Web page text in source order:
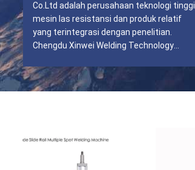
Co.Ltd adalah perusahaan teknologi tinggi
mesin las resistansi dan produk relatif
yang terintegrasi dengan penelitian.
Chengdu Xinwei Welding Technology
mesin las resistansi dan produk relatif
yang terintegrasi dengan penelitian.
yang terintegrasi dengan penelitian.